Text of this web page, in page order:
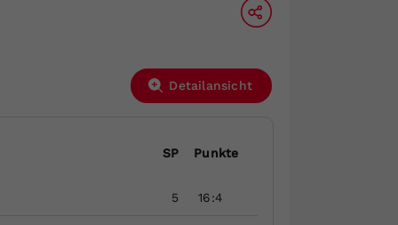
Detailansicht
SP Punkte
5 16:4